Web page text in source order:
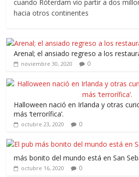
cuando Róterdam vio partir a dos
hacia otros continentes
Arenal; el ansiado regreso a los
noviembre 30, 2020 0
Halloween nació en Irlanda y otras
más ‘terrorífica’.
octubre 23, 2020 0
más bonito del mundo está en San
octubre 16, 2020 0